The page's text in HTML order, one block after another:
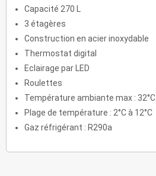
Capacité 270 L
3 étagères
Construction en acier inoxydable
Thermostat digital
Eclairage par LED
Roulettes
Température ambiante max : 32°C
Plage de température : 2°C à 12°C
Gaz réfrigérant : R290a